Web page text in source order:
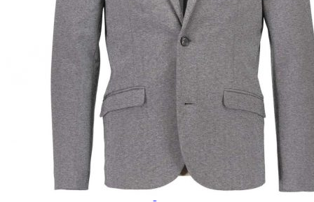
Solmiot, rusetit ja taskuliinat
Miesten päähineet, huivit ja käsineet
Miesten yöasut ja alusvaatteet
Miesten alusvaatteet
Miesten sukat
Miesten yöasut
Miesten aamutakit ja kylpytakit
Miesten takit
Miesten nahkatakit
Miesten kevät-ja syystakit
Miesten villakangastakit
Miesten talvitakit
NAISET
Naisten paidat
Naisten colleget